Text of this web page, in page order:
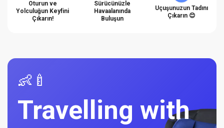
Oturun ve
Yolculuğun Keyfini
Çıkarın!
Sürücünüzle
Havaalanında
Buluşun
Uçuşunuzun Tadını
Çıkarın 😊
👶🍼
Travelling with